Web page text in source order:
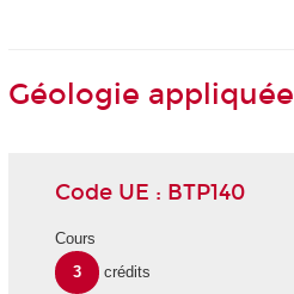
Géologie appliquée
Code UE : BTP140
Cours
3
crédits